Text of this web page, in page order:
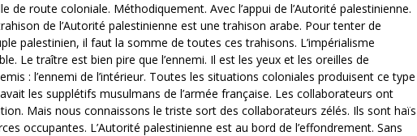
de route coloniale. Méthodiquement. Avec l’appui de l’Autorité palestinienne.
de l’Autorité palestinienne est une trahison arabe. Pour tenter de
palestinien, il faut la somme de toutes ces trahisons. L’impérialisme
Le traître est bien pire que l’ennemi. Il est les yeux et les oreilles de
: l’ennemi de l’intérieur. Toutes les situations coloniales produisent ce type
les supplétifs musulmans de l’armée française. Les collaborateurs ont
Mais nous connaissons le triste sort des collaborateurs zélés. Ils sont haïs
occupantes. L’Autorité palestinienne est au bord de l’effondrement. Sans